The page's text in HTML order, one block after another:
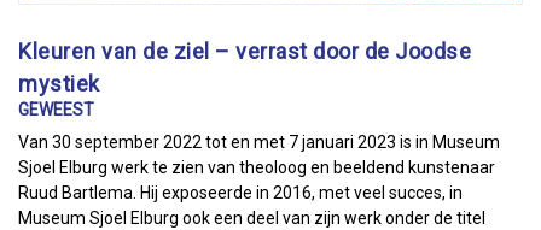
Kleuren van de ziel – verrast door de Joodse
mystiek
GEWEEST
Van 30 september 2022 tot en met 7 januari 2023 is in Museum
Sjoel Elburg werk te zien van theoloog en beeldend kunstenaar
Ruud Bartlema. Hij exposeerde in 2016, met veel succes, in
Museum Sjoel Elburg ook een deel van zijn werk onder de titel